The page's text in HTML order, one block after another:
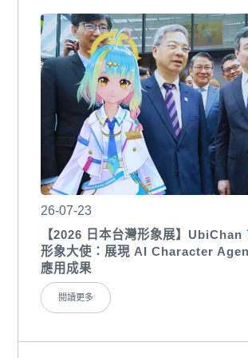
26-07-23
【2026 日本台灣形象展】UbiChan
形象大使：展現 AI Character
應用成果
閱讀更多